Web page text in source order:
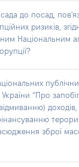
до посад,
ризиків,
Національним
“Про
зброї